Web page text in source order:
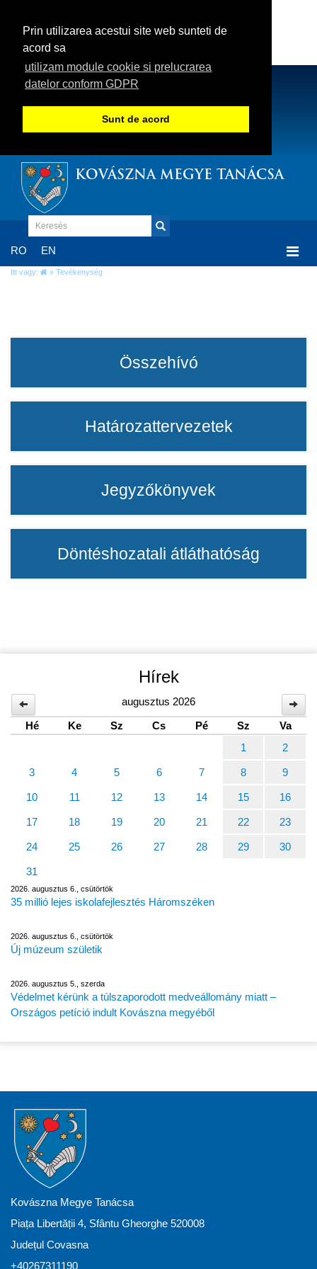
Prin utilizarea acestui site web sunteti de
acord sa
utilizam module cookie si prelucrarea
datelor conform GDPR
Sunt de acord
KOVÁSZNA MEGYE TANÁCSA
RO EN
Itt vagy: » Tevékenység
Összehívó
Határozattervezetek
Jegyzőkönyvek
Döntéshozatali átláthatóság
Hírek
augusztus 2026
Hé
Ke Sz Cs Pé Sz
Va
1
2
3 4 5 6 7 8 9
10 11 12 13 14 15 16
17 18 19 20 21 22 23
24 25 26 27 28 29 30
31
2026. augusztus 6., csütörtök
35 millió lejes iskolafejlesztés Háromszéken
2026. augusztus 6., csütörtök
Új múzeum születik
2026. augusztus 5., szerda
Védelmet kérünk a túlszaporodott medveállomány miatt –
Országos petíció indult Kovászna megyéből
Kovászna Megye Tanácsa
Piața Libertății 4, Sfântu Gheorghe 520008
Județul Covasna
+40267311190